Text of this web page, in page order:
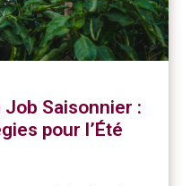
Saisonnier :
pour l’Été